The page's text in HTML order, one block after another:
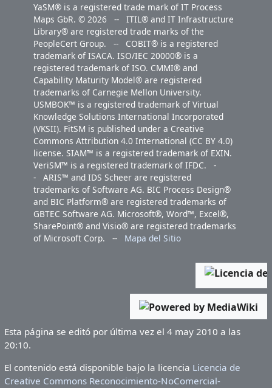
YaSM® is a registered trade mark of IT Process
Maps GbR. © 2026 -- ITIL® and IT Infrastructure
Library® are registered trade marks of the
PeopleCert Group. -- COBIT® is a registered
trademark of ISACA. ISO/IEC 20000® is a
registered trademark of ISO. CMMI® and
Capability Maturity Model® are registered
trademarks of Carnegie Mellon University.
USMBOK™ is a registered trademark of Virtual
Knowledge Solutions International Incorporated
(VKSII). FitSM is published under a Creative
Commons Attribution 4.0 International (CC BY 4.0)
license. SIAM™ is a registered trademark of EXIN.
VeriSM™ is a registered trademark of IFDC. -
- ARIS™ and IDS Scheer are registered
trademarks of Software AG. BIC Process Design®
and BIC Platform® are registered trademarks of
GBTEC Software AG. Microsoft®, Word™, Excel®,
SharePoint® and Visio® are registered trademarks
of Microsoft Corp. -- Mapa del Sitio
Esta página se editó por última vez el 4 may 2010 a las
20:10.
El contenido está disponible bajo la licencia Licencia de
Creative Commons Reconocimiento-NoComercial-